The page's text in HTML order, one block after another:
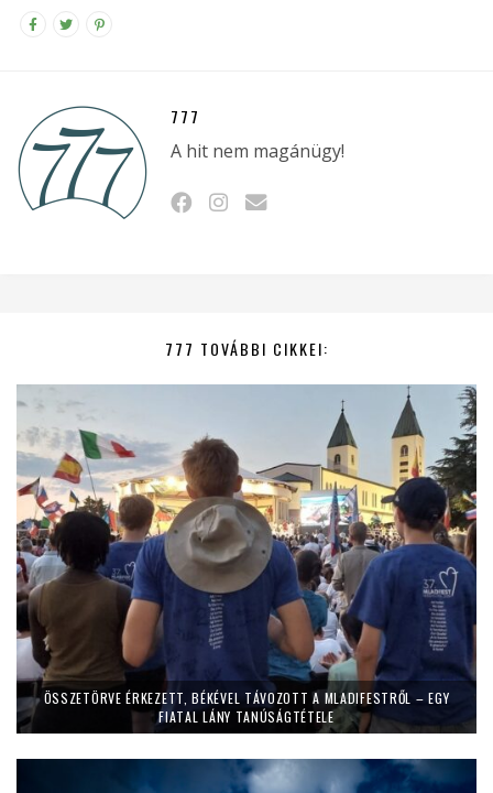
777
A hit nem magánügy!
777 TOVÁBBI CIKKEI:
ÖSSZETÖRVE ÉRKEZETT, BÉKÉVEL TÁVOZOTT A MLADIFESTRŐL – EGY
FIATAL LÁNY TANÚSÁGTÉTELE